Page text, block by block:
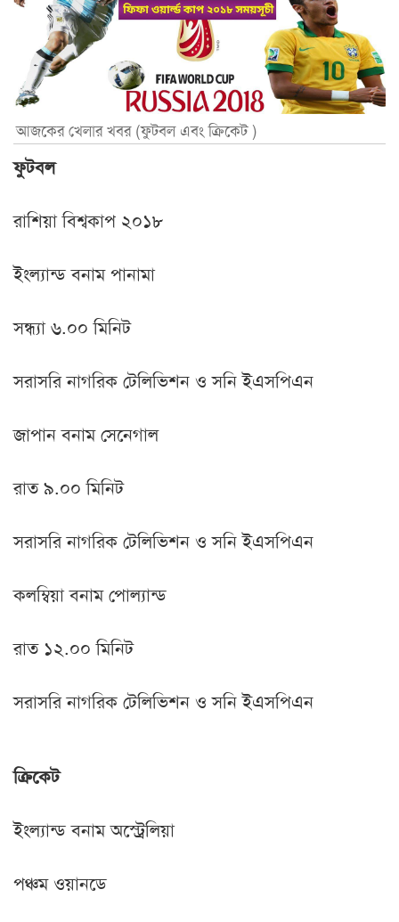
আজকের খেলার খবর (ফুটবল এবং ক্রিকেট )
ফুটবল
রাশিয়া বিশ্বকাপ ২০১৮
ইংল্যান্ড বনাম পানামা
সন্ধ্যা ৬.০০ মিনিট
সরাসরি নাগরিক টেলিভিশন ও সনি ইএসপিএন
জাপান বনাম সেনেগাল
রাত ৯.০০ মিনিট
সরাসরি নাগরিক টেলিভিশন ও সনি ইএসপিএন
কলম্বিয়া বনাম পোল্যান্ড
রাত ১২.০০ মিনিট
সরাসরি নাগরিক টেলিভিশন ও সনি ইএসপিএন
ক্রিকেট
ইংল্যান্ড বনাম অস্ট্রেলিয়া
পঞ্চম ওয়ানডে